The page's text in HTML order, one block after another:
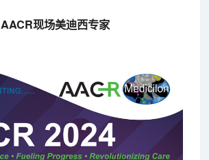
AACR现场美迪西专家